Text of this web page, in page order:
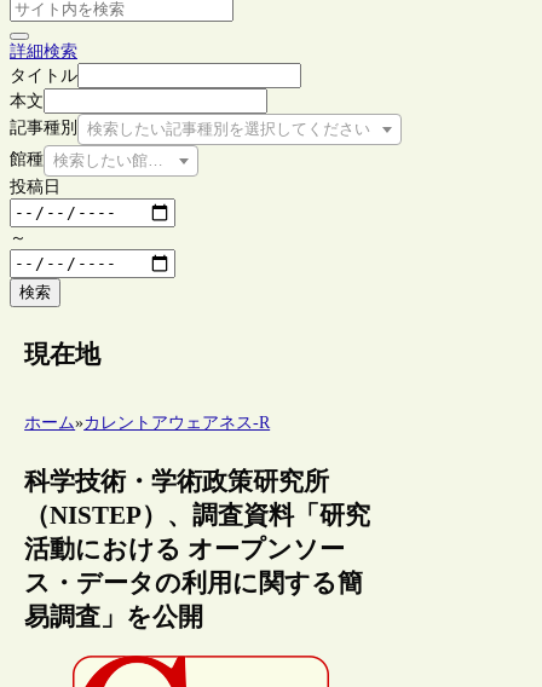
詳細検索
タイトル
本文
記事種別
検索したい記事種別を選択してください
館種 検索したい館種を選択してください
投稿日
～
検索
現在地
ホーム»カレントアウェアネス-R
科学技術・学術政策研究所
（NISTEP）、調査資料「研究
活動における オープンソー
ス・データの利用に関する簡
易調査」を公開